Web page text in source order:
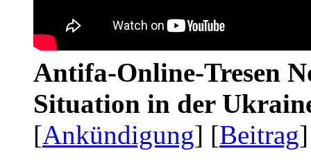
Antifa-Online-Tresen
Situation in der
[Ankündigung] [Beitrag